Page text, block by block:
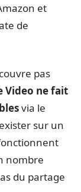
et
de
pas
Video ne fait
via le
sur un
nombre
du partage